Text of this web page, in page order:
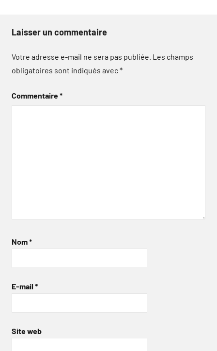
Laisser un commentaire
Votre adresse e-mail ne sera pas publiée. Les champs
obligatoires sont indiqués avec*
Commentaire*
Nom*
E-mail *
Site web